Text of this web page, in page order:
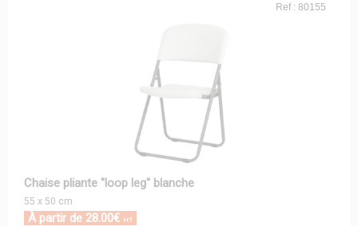
Ref : 80155
Chaise pliante ''loop leg'' blanche
55 x 50 cm
À partir de 28.00€ HT